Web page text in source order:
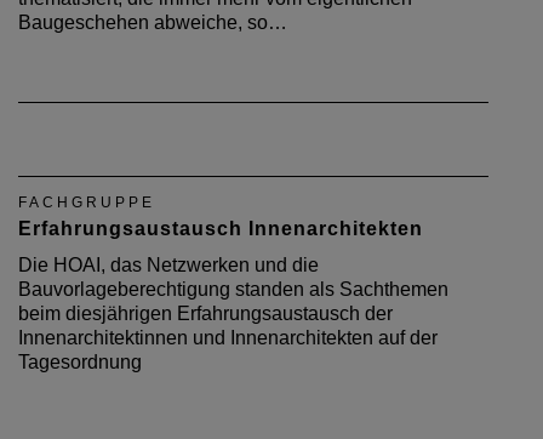
Baugeschehen abweiche, so…
FACHGRUPPE
Erfahrungsaustausch Innenarchitekten
Die HOAI, das Netzwerken und die
Bauvorlageberechtigung standen als Sachthemen
beim diesjährigen Erfahrungsaustausch der
Innenarchitektinnen und Innenarchitekten auf der
Tagesordnung